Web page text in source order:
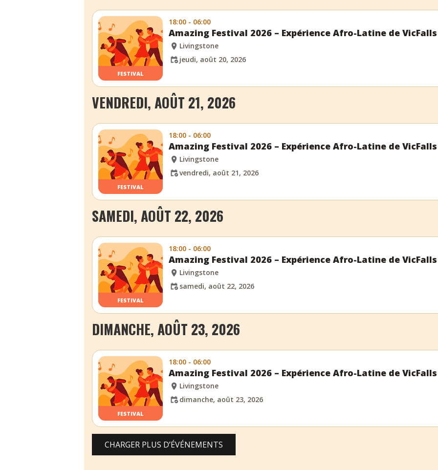
FESTIVAL
18:00 - 06:00
Amazing Festival 2026 – Expérience Afro-Latine de VicFalls
Livingstone
jeudi, août 20, 2026
VENDREDI, AOÛT 21, 2026
FESTIVAL
18:00 - 06:00
Amazing Festival 2026 – Expérience Afro-Latine de VicFalls
Livingstone
vendredi, août 21, 2026
SAMEDI, AOÛT 22, 2026
FESTIVAL
18:00 - 06:00
Amazing Festival 2026 – Expérience Afro-Latine de VicFalls
Livingstone
samedi, août 22, 2026
DIMANCHE, AOÛT 23, 2026
FESTIVAL
18:00 - 06:00
Amazing Festival 2026 – Expérience Afro-Latine de VicFalls
Livingstone
dimanche, août 23, 2026
CHARGER PLUS D’ÉVÉNEMENTS